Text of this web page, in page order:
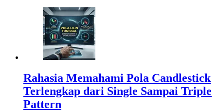
Rahasia Memahami Pola Candlestick
Terlengkap dari Single Sampai Triple
Pattern